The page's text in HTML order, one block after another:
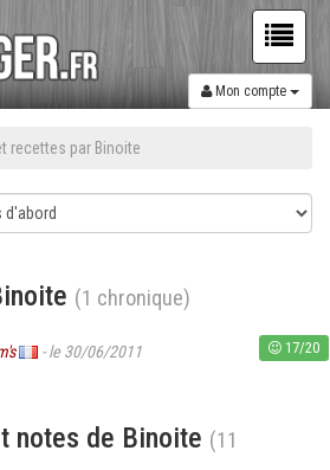
Mon compte
recettes par Binoite
(1 chronique)
- le 30/06/2011 17/20
notes de Binoite (11